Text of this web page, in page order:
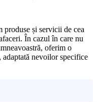
și servicii de cea
În cazul în care nu
oferim o
nevoilor specifice